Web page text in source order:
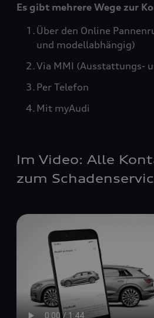
Es gibt mehrere Wege zur
Über den Online
und modellabhängig)
Via MMI (Ausstattungs-
Per Telefon
Mit myAudi
Im Video: Alle
zum